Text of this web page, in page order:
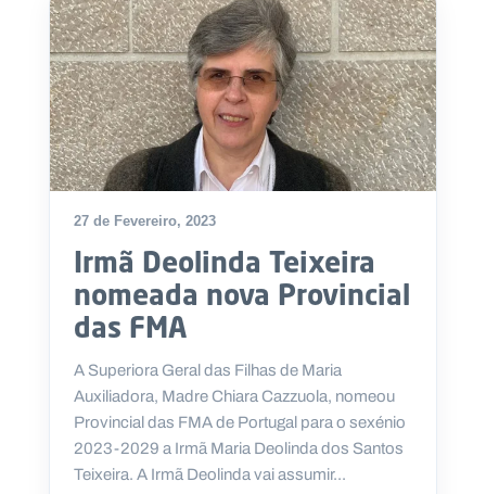
27 de Fevereiro, 2023
Irmã Deolinda Teixeira
nomeada nova Provincial
das FMA
A Superiora Geral das Filhas de Maria
Auxiliadora, Madre Chiara Cazzuola, nomeou
Provincial das FMA de Portugal para o sexénio
2023-2029 a Irmã Maria Deolinda dos Santos
Teixeira. A Irmã Deolinda vai assumir...
A
g
e
n
d
a
C
o
n
t
a
c
t
o
s
N
w
s
l
e
tt
r